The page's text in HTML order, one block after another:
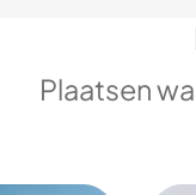
Plaatsen